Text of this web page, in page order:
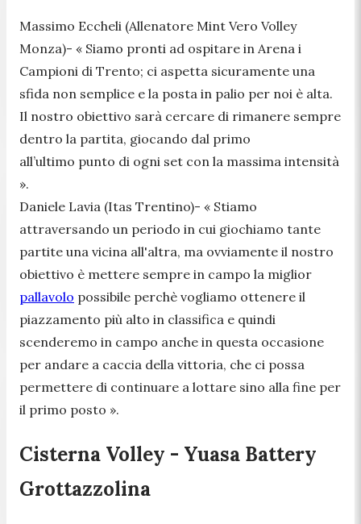
Massimo Eccheli (Allenatore Mint Vero Volley
Monza)- « Siamo pronti ad ospitare in Arena i
Campioni di Trento; ci aspetta sicuramente una
sfida non semplice e la posta in palio per noi è alta.
Il nostro obiettivo sarà cercare di rimanere sempre
dentro la partita, giocando dal primo
all’ultimo punto di ogni set con la massima intensità
».
Daniele Lavia (Itas Trentino)- « Stiamo
attraversando un periodo in cui giochiamo tante
partite una vicina all'altra, ma ovviamente il nostro
obiettivo è mettere sempre in campo la miglior
pallavolo possibile perchè vogliamo ottenere il
piazzamento più alto in classifica e quindi
scenderemo in campo anche in questa occasione
per andare a caccia della vittoria, che ci possa
permettere di continuare a lottare sino alla fine per
il primo posto ».
Cisterna Volley - Yuasa Battery
Grottazzolina